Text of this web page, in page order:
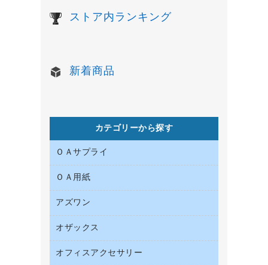
ストア内ランキング
新着商品
カテゴリーから探す
ＯＡサプライ
インクカートリッジ
コピートナー
トナーカートリッジ
ファクシミリトナー
プリンタ用リボン
ＯＡ用紙
インクジェットプリンタ用紙
コピー用紙
その他コピー用紙・プリンタ用紙
ハガキ用紙
アズワン
オフィス用品
オザックス
店舗用品
オフィスアクセサリー